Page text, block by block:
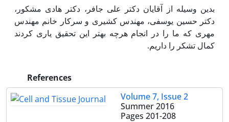
بدین وسیله از آقایان دکتر علی جافر، دکتر هادی مشکور،
دکتر حسین یوسفی، مهندس کشیری و سرکار خانم مهندس
مهری که ما را در انجام هرچه بهتر این تحقیق یاری کردند
کمال تشکر را داریم.
References
Volume 7, Issue 2
Summer 2016
Pages 201-208